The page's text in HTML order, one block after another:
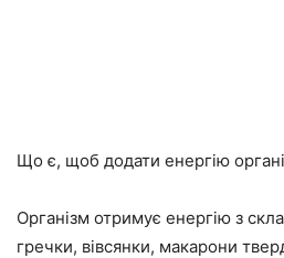
Що є, щоб додати енергію
Організм отримує енергію з
гречки, вівсянки, макарони